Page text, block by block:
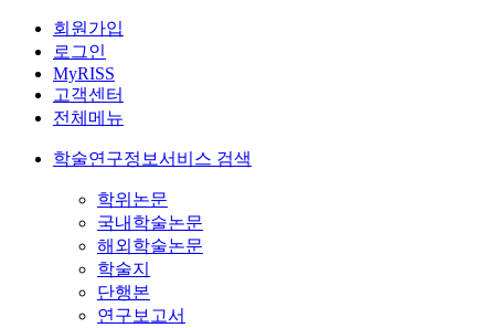
회원가입
로그인
MyRISS
고객센터
전체메뉴
학술연구정보서비스 검색
학위논문
국내학술논문
해외학술논문
학술지
단행본
연구보고서